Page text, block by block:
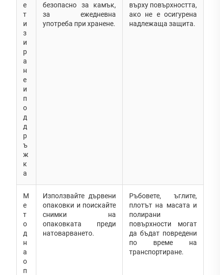
е
т
и
з
и
р
а
н
е
и
п
о
д
д
р
ъ
ж
к
а
безопасно за камък,
за ежедневна
употреба при хранене.
върху повърхността,
ако не е осигурена
надлежаща защита.
М
е
т
о
д
н
а
о
п
Използвайте дървени
опаковки и поискайте
снимки на
опаковката преди
натоварването.
Ръбовете, ъглите,
плотът на масата и
полирани
повърхности могат
да бъдат повредени
по време на
транспортиране.